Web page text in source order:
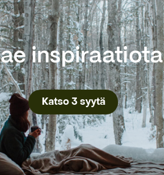
inspiraatiota
Katso 3 syytä